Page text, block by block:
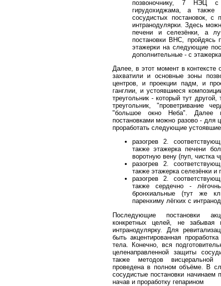
позвоночнику, 7 НЭЦ
гирудохиджама, а
сосудистых постановок, с
интранодулярки. Здесь
печени и селезёнки, а
постановки ВНС, пройдясь
этажерки на следующие
дополнительные - с
Далее, в этот момент в
захватили и основные зоны
центров, и проекции падм, и
ганглии, и устоявшиеся
треугольник - который тут
треугольник, "проветривание
"большое окно Неба". Далее
постановками можно разово - для
проработать следующие
разогрев 2.
также этажерка печени
воротную вену (пуп, чистка
разогрев 2.
также этажерка селезёнки
разогрев 2.
также сердечно -
бронхиальные (тут же
паренхиму лёгких с
Последующие постановки
конкретных целей, не
интранодулярку. Для
быть акцентированная
тела. Конечно, вся
целенаправленной защиты
также методов висцеральной
проведена в полном объёме. В
сосудистые постановки начинаем
начав и проработку гепарином